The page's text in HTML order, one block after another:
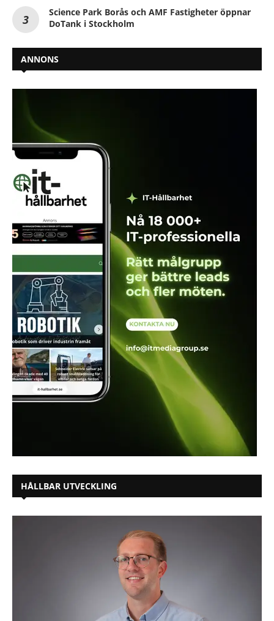
Science Park Borås och AMF Fastigheter öppnar
DoTank i Stockholm
ANNONS
HÅLLBAR UTVECKLING